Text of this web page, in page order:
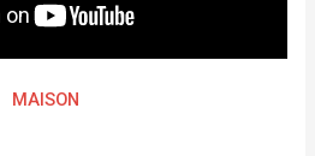
MAISON